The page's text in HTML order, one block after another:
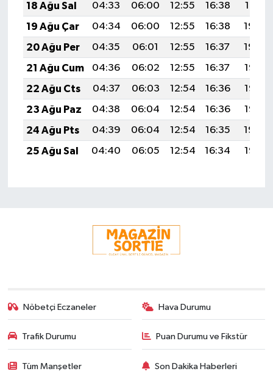
18 Ağu Sal
04:33 06:00 12:55 16:38
19:41
19 Ağu Çar
04:34 06:00 12:55 16:38
19:40
20 Ağu Per
04:35 06:01 12:55 16:37
19:39
21 Ağu Cum
04:36 06:02 12:55 16:37
19:38
22 Ağu Cts
04:37 06:03 12:54 16:36
19:36
23 Ağu Paz
04:38 06:04 12:54 16:36
19:35
24 Ağu Pts
04:39 06:04 12:54 16:35
19:34
25 Ağu Sal
04:40 06:05 12:54 16:34 19:32
Nöbetçi Eczaneler Hava Durumu
Trafik Durumu Puan Durumu ve Fikstür
Tüm Manşetler Son Dakika Haberleri